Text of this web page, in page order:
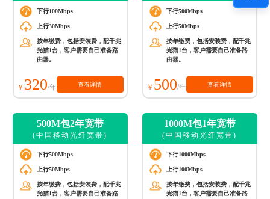
下行100Mbps
上行30Mbps
按年缴费，包括安装费，配千兆
光猫1台，客户需要自己准备路
由器。
320/年 查看详情
下行500Mbps
上行50Mbps
按年缴费，包括安装费，配千兆
光猫1台，客户需要自己准备路
由器。
500/年 查看详情
500M包2年宽带
(中国移动光纤宽带)
下行500Mbps
上行50Mbps
按年缴费，包括安装费，配千兆
光猫1台，客户需要自己准备路
1000M包1年宽带
(中国移动光纤宽带)
下行1000Mbps
上行100Mbps
按年缴费，包括安装费，配千兆
光猫1台，客户需要自己准备路